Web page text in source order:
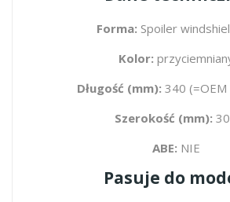
Forma: Spoiler
Kolor:
Długość (mm): 340
Szerokość (mm):
ABE: NIE
Pasuje do